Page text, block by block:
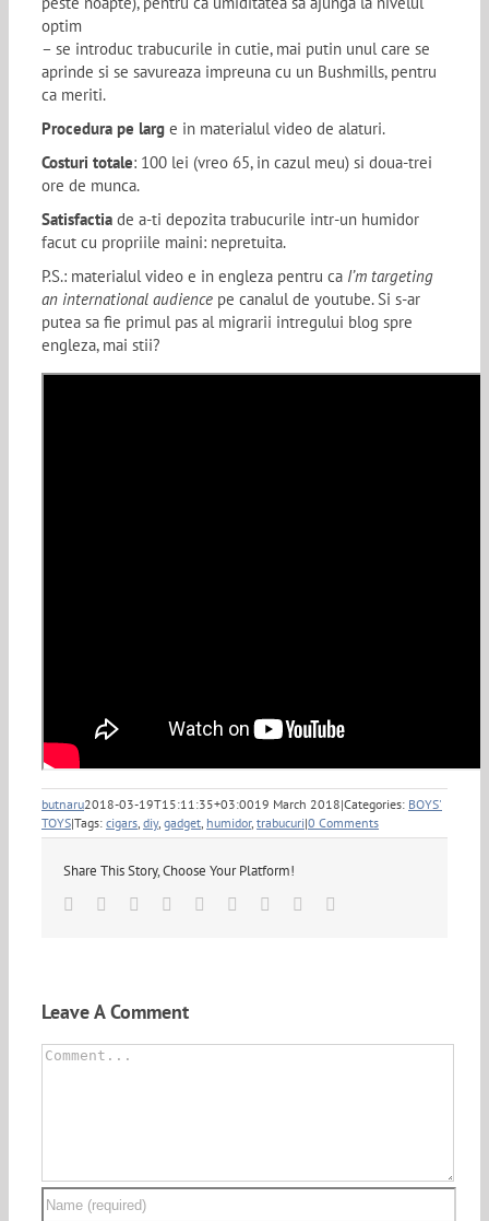
optim
– se introduc trabucurile in cutie, mai putin unul care se
aprinde si se savureaza impreuna cu un Bushmills, pentru
ca meriti.
Procedura pe larg e in materialul video de alaturi.
Costuri totale: 100 lei (vreo 65, in cazul meu) si doua-trei
ore de munca.
Satisfactia de a-ti depozita trabucurile intr-un humidor
facut cu propriile maini: nepretuita.
P.S.: materialul video e in engleza pentru ca I’m targeting
an international audience pe canalul de youtube. Si s-ar
putea sa fie primul pas al migrarii intregului blog spre
engleza, mai stii?
butnaru2018-03-19T15:11:35+03:0019 March 2018|Categories: BOYS'
TOYS|Tags: cigars diy, gadget humidor, trabucuri|0 Comments
Share This Story, Choose Your Platform!
Facebook
TwitterLinkedin
Reddit TumblrGoogle+Pinterest
Leave A Comment
Comment